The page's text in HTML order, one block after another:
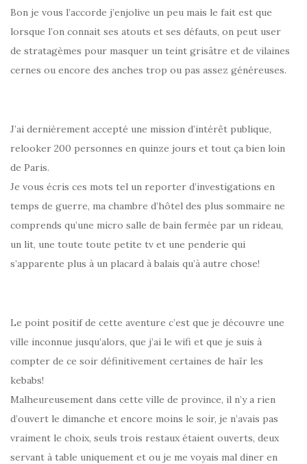
Bon je vous l’accorde j’enjolive un peu mais le fait est que
lorsque l’on connait ses atouts et ses défauts, on peut user
de stratagèmes pour masquer un teint grisâtre et de vilaines
cernes ou encore des anches trop ou pas assez généreuses.
J’ai dernièrement accepté une mission d’intérêt publique,
relooker 200 personnes en quinze jours et tout ça bien loin
de Paris.
Je vous écris ces mots tel un reporter d’investigations en
temps de guerre, ma chambre d’hôtel des plus sommaire ne
comprends qu’une micro salle de bain fermée par un rideau,
un lit, une toute toute petite tv et une penderie qui
s’apparente plus à un placard à balais qu’à autre chose!
Le point positif de cette aventure c’est que je découvre une
ville inconnue jusqu’alors, que j’ai le wifi et que je suis à
compter de ce soir définitivement certaines de haïr les
kebabs!
Malheureusement dans cette ville de province, il n’y a rien
d’ouvert le dimanche et encore moins le soir, je n’avais pas
vraiment le choix, seuls trois restaux étaient ouverts, deux
servant à table uniquement et ou je me voyais mal diner en